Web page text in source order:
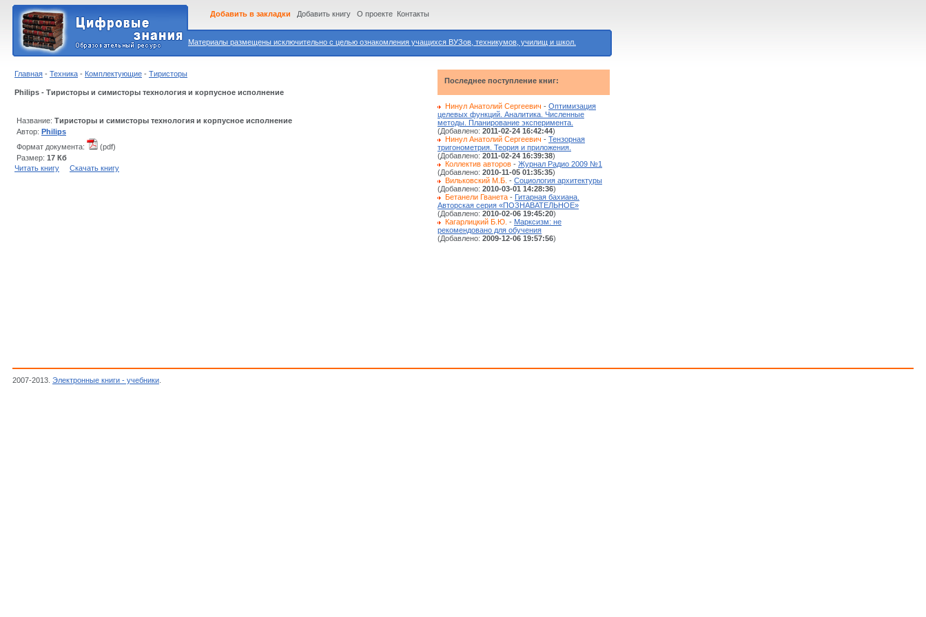
Материалы размещены исключительно с целью ознакомления учащихся ВУЗов, техникумов, училищ и школ.
Добавить в закладки Добавить книгу О проекте Контакты
Главная - Техника - Комплектующие - Тиристоры
Philips - Тиристоры и симисторы технология и корпусное исполнение
Название: Тиристоры и симисторы технология и корпусное исполнение
Автор: Philips
Формат документа:
(pdf)
Размер: 17 Кб
Читать книгу
Скачать книгу
Последнее поступление книг:
Нинул Анатолий Сергеевич - Оптимизация
целевых функций. Аналитика. Численные
методы. Планирование эксперимента.
(Добавлено: 2011-02-24 16:42:44)
Нинул Анатолий Сергеевич - Тензорная
тригонометрия. Теория и приложения.
(Добавлено: 2011-02-24 16:39:38)
Коллектив авторов - Журнал Радио 2009 №1
(Добавлено: 2010-11-05 01:35:35)
Вильковский М.Б. - Социология архитектуры
(Добавлено: 2010-03-01 14:28:36)
Бетанели Гванета - Гитарная бахиана.
Авторская серия «ПОЗНАВАТЕЛЬНОЕ»
(Добавлено: 2010-02-06 19:45:20)
Кагарлицкий Б.Ю. - Марксизм: не
рекомендовано для обучения
(Добавлено: 2009-12-06 19:57:56)
2007-2013. Электронные книги - учебники